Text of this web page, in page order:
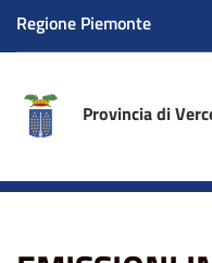
Regione Piemonte
Provincia di
PERICOLOSE – AUA e